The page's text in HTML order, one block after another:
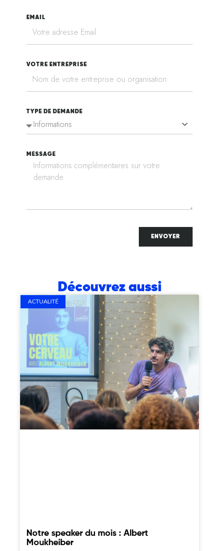
EMAIL
VOTRE ENTREPRISE
TYPE DE DEMANDE
MESSAGE
ENVOYER
Découvrez aussi
ACTUALITÉ
Notre speaker du mois : Albert
Moukheiber